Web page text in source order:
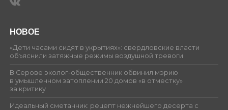
НОВОЕ
«Дети часами сидят в укрытиях»: свердловские власти
объяснили затяжные режимы воздушной тревоги
В Серове эколог-общественник обвинил мэрию
в умышленном затоплении 20 домов «в отместку»
за критику
Идеальный сметанник: рецепт нежнейшего десерта с